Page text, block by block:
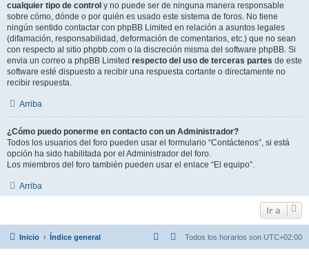
cualquier tipo de control y no puede ser de ninguna manera responsable
sobre cómo, dónde o por quién es usado este sistema de foros. No tiene
ningún sentido contactar con phpBB Limited en relación a asuntos legales
(difamación, responsabilidad, deformación de comentarios, etc.) que no sean
con respecto al sitio phpbb.com o la discreción misma del software phpBB. Si
envia un correo a phpBB Limited respecto del uso de terceras partes de este
software esté dispuesto a recibir una respuesta cortante o directamente no
recibir respuesta.
Arriba
¿Cómo puedo ponerme en contacto con un Administrador?
Todos los usuarios del foro pueden usar el formulario “Contáctenos”, si está
opción ha sido habilitada por el Administrador del foro.
Los miembros del foro también pueden usar el enlace “El equipo”.
Arriba
Ir a
Inicio Índice general Todos los horarios son UTC+02:00